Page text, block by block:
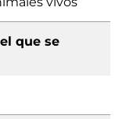
que se